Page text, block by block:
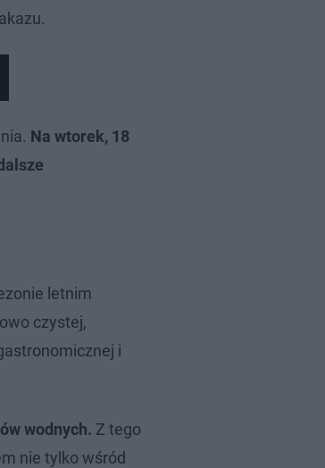
Na wtorek, 18
letnim
czystej,
i
wodnych. Z tego
nie tylko wśród